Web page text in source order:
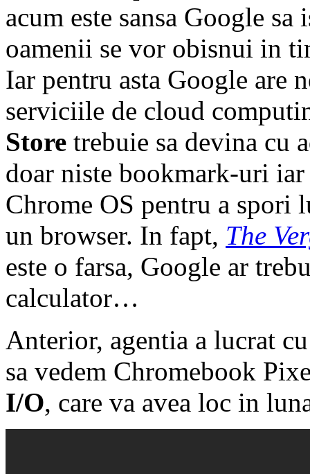
acum este sansa Google
oamenii se vor obisnui in
Iar pentru asta Google are
serviciile de cloud
Store trebuie sa devina cu
doar niste bookmark-uri
Chrome OS pentru a spori
un browser. In fapt, The
este o farsa, Google ar
calculator…
Anterior, agentia a lucrat
sa vedem Chromebook
I/O, care va avea loc in